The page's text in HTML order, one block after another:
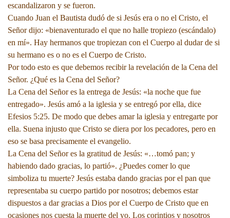
escandalizaron y se fueron.
Cuando Juan el Bautista dudó de si Jesús era o no el Cristo, el
Señor dijo: «bienaventurado el que no halle tropiezo (escándalo)
en mí». Hay hermanos que tropiezan con el Cuerpo al dudar de si
su hermano es o no es el Cuerpo de Cristo.
Por todo esto es que debemos recibir la revelación de la Cena del
Señor. ¿Qué es la Cena del Señor?
La Cena del Señor es la entrega de Jesús: «la noche que fue
entregado». Jesús amó a la iglesia y se entregó por ella, dice
Efesios 5:25. De modo que debes amar la iglesia y entregarte por
ella. Suena injusto que Cristo se diera por los pecadores, pero en
eso se basa precisamente el evangelio.
La Cena del Señor es la gratitud de Jesús: «…tomó pan; y
habiendo dado gracias, lo partió». ¿Puedes comer lo que
simboliza tu muerte? Jesús estaba dando gracias por el pan que
representaba su cuerpo partido por nosotros; debemos estar
dispuestos a dar gracias a Dios por el Cuerpo de Cristo que en
ocasiones nos cuesta la muerte del yo. Los corintios y nosotros